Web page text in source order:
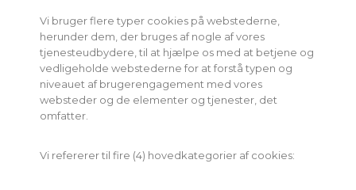
Vi bruger flere typer cookies på webstederne,
herunder dem, der bruges af nogle af vores
tjenesteudbydere, til at hjælpe os med at betjene og
vedligeholde webstederne for at forstå typen og
niveauet af brugerengagement med vores
websteder og de elementer og tjenester, det
omfatter.
Vi refererer til fire (4) hovedkategorier af cookies: